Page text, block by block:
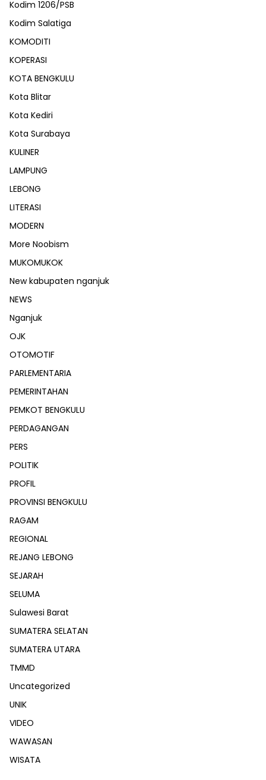
Kodim 1206/PSB
Kodim Salatiga
KOMODITI
KOPERASI
KOTA BENGKULU
Kota Blitar
Kota Kediri
Kota Surabaya
KULINER
LAMPUNG
LEBONG
LITERASI
MODERN
More Noobism
MUKOMUKOK
New kabupaten nganjuk
NEWS
Nganjuk
OJK
OTOMOTIF
PARLEMENTARIA
PEMERINTAHAN
PEMKOT BENGKULU
PERDAGANGAN
PERS
POLITIK
PROFIL
PROVINSI BENGKULU
RAGAM
REGIONAL
REJANG LEBONG
SEJARAH
SELUMA
Sulawesi Barat
SUMATERA SELATAN
SUMATERA UTARA
TMMD
Uncategorized
UNIK
VIDEO
WAWASAN
WISATA